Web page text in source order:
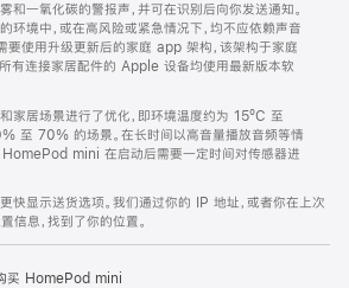
和一氧化碳的警报声，并可在识别后向你发送通知。
环境中，或在高风险或紧急情况下，均不应依赖声音
要使用升级更新后的家庭 app 架构，该架构于家庭
有连接家居配件的 Apple 设备均使用最新版本软
家居场景进行了优化，即环境温度约为 15ºC 至
至 70% 的场景。在长时间以高音量播放音频等情
HomePod mini 在启动后需要一定时间对传感器进
快显示送货选项。我们通过你的 IP 地址，或者你在上次
息，找到了你的位置。
买 HomePod mini